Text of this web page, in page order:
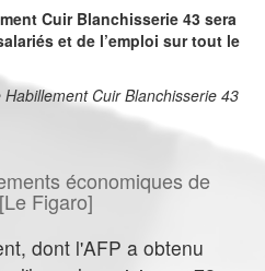
Cuir Blanchisserie 43 sera
et de l’emploi sur tout le
Cuir Blanchisserie 43
économiques de
Figaro]
dont l'AFP a obtenu